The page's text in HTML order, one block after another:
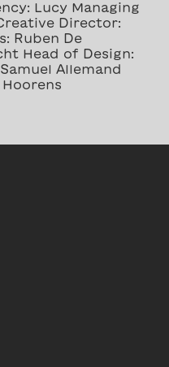
Lucy Managing
Director:
Ruben De
Head of Design:
Allemand